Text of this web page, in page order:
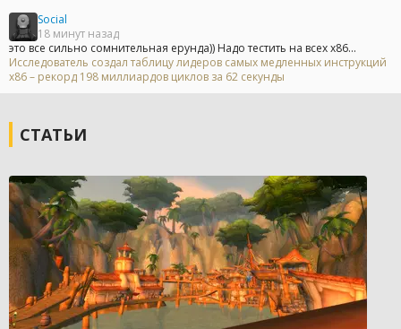
Social
18 минут назад
это все сильно сомнительная ерунда)) Надо тестить на всех х86...
Исследователь создал таблицу лидеров самых медленных инструкций
x86 – рекорд 198 миллиардов циклов за 62 секунды
СТАТЬИ